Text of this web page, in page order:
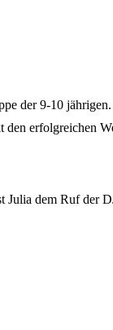
der 9-10
erfolgreichen
Julia dem Ruf der